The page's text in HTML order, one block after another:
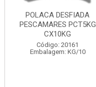
POLACA DESFIADA
PESCAMARES PCT1KG
CX10KG
Código: 20162
Embalagem: KG/10